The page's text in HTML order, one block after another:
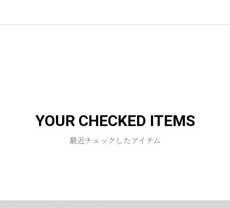
YOUR CHECKED ITEMS
最近チェックしたアイテム